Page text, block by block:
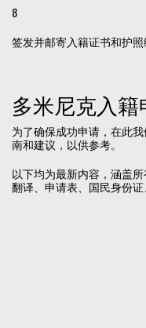
8
签发并邮寄入籍证书和护照
多米尼克入
为了确保成功申请，在此
南和建议，以供参考。
以下均为最新内容，涵盖
翻译、申请表、国民身份证